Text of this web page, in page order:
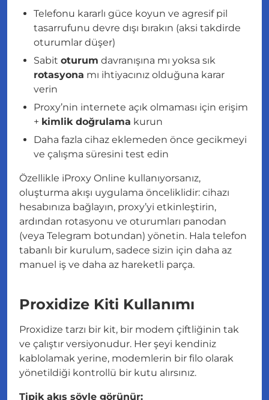
Telefonu kararlı güce koyun ve agresif pil
tasarrufunu devre dışı bırakın (aksi takdirde
oturumlar düşer)
Sabit oturum davranışına mı yoksa sık
rotasyona mı ihtiyacınız olduğuna karar
verin
Proxy’nin internete açık olmaması için erişim
+ kimlik doğrulama kurun
Daha fazla cihaz eklemeden önce gecikmeyi
ve çalışma süresini test edin
Özellikle iProxy Online kullanıyorsanız,
oluşturma akışı uygulama önceliklidir: cihazı
hesabınıza bağlayın, proxy’yi etkinleştirin,
ardından rotasyonu ve oturumları panodan
(veya Telegram botundan) yönetin. Hala telefon
tabanlı bir kurulum, sadece sizin için daha az
manuel iş ve daha az hareketli parça.
Proxidize Kiti Kullanımı
Proxidize tarzı bir kit, bir modem çiftliğinin tak
ve çalıştır versiyonudur. Her şeyi kendiniz
kablolamak yerine, modemlerin bir filo olarak
yönetildiği kontrollü bir kutu alırsınız.
Tipik akış şöyle görünür: